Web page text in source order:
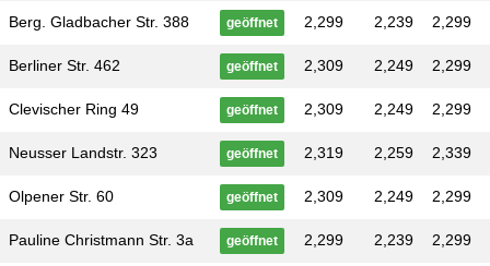
Berg. Gladbacher Str. 388 geöffnet 2,299 2,239 2,299
Berliner Str. 462 geöffnet 2,309 2,249 2,299
Clevischer Ring 49 geöffnet 2,309 2,249 2,299
Neusser Landstr. 323 geöffnet 2,319 2,259 2,339
Olpener Str. 60 geöffnet 2,309 2,249 2,299
Pauline Christmann Str. 3a geöffnet 2,299 2,239 2,299